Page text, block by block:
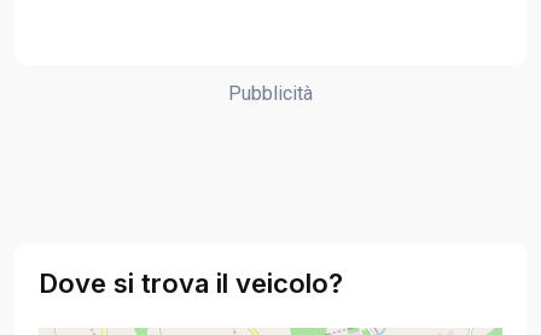
Pubblicità
Dove si trova il veicolo?